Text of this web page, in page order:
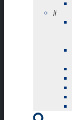
#